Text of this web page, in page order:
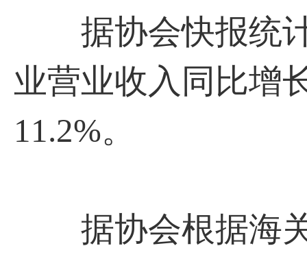
据协会快报统计
业营业收入同比增
11.2%。
据协会根据海关